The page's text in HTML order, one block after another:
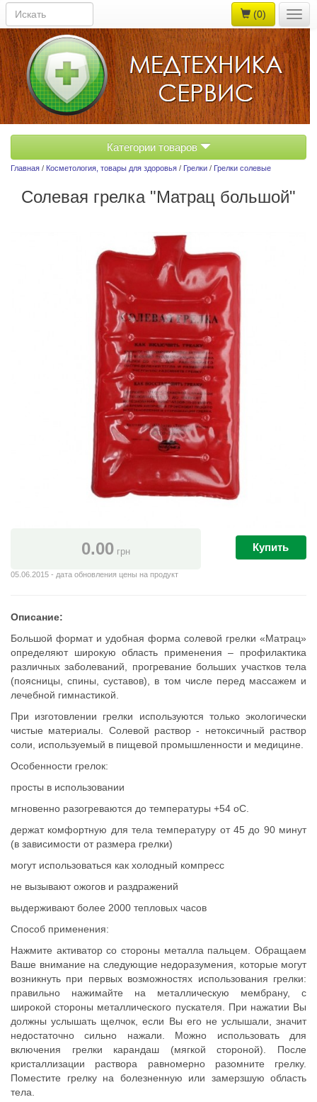
(0)
Категории товаров
Главная / Косметология, товары для здоровья / Грелки / Грелки солевые
Солевая грелка "Матрац большой"
0.00грн
05.06.2015 - дата обновления цены на продукт
Купить
Описание:
Большой формат и удобная форма солевой грелки «Матрац»
определяют широкую область применения – профилактика
различных заболеваний, прогревание больших участков тела
(поясницы, спины, суставов), в том числе перед массажем и
лечебной гимнастикой.
При изготовлении грелки используются только экологически
чистые материалы. Солевой раствор - нетоксичный раствор
соли, используемый в пищевой промышленности и медицине.
Особенности грелок:
просты в использовании
мгновенно разогреваются до температуры +54 oС.
держат комфортную для тела температуру от 45 до 90 минут
(в зависимости от размера грелки)
могут использоваться как холодный компресс
не вызывают ожогов и раздражений
выдерживают более 2000 тепловых часов
Способ применения:
Нажмите активатор со стороны металла пальцем. Обращаем
Ваше внимание на следующие недоразумения, которые могут
возникнуть при первых возможностях использования грелки:
правильно нажимайте на металлическую мембрану, с
широкой стороны металлического пускателя. При нажатии Вы
должны услышать щелчок, если Вы его не услышали, значит
недостаточно сильно нажали. Можно использовать для
включения грелки карандаш (мягкой стороной). После
кристаллизации раствора равномерно разомните грелку.
Поместите грелку на болезненную или замерзшую область
тела.